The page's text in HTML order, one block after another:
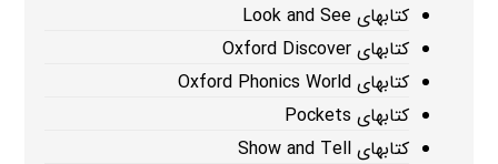
کتابهای Look and See
کتابهای Oxford Discover
کتابهای Oxford Phonics World
کتابهای Pockets
کتابهای Show and Tell